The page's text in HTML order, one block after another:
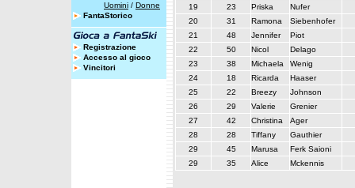
Uomini / Donne
FantaStorico
Registrazione
Accesso al gioco
Vincitori
19
23 Priska
Nufer
20
31 Ramona
Siebenhofer
21
48 Jennifer
Piot
22
50 Nicol
Delago
23
38 Michaela
Wenig
24
18 Ricarda
Haaser
25
22 Breezy
Johnson
26
29 Valerie
Grenier
27
42 Christina
Ager
28
28 Tiffany
Gauthier
29
45 Marusa
Ferk Saioni
29
35 Alice Mckennis